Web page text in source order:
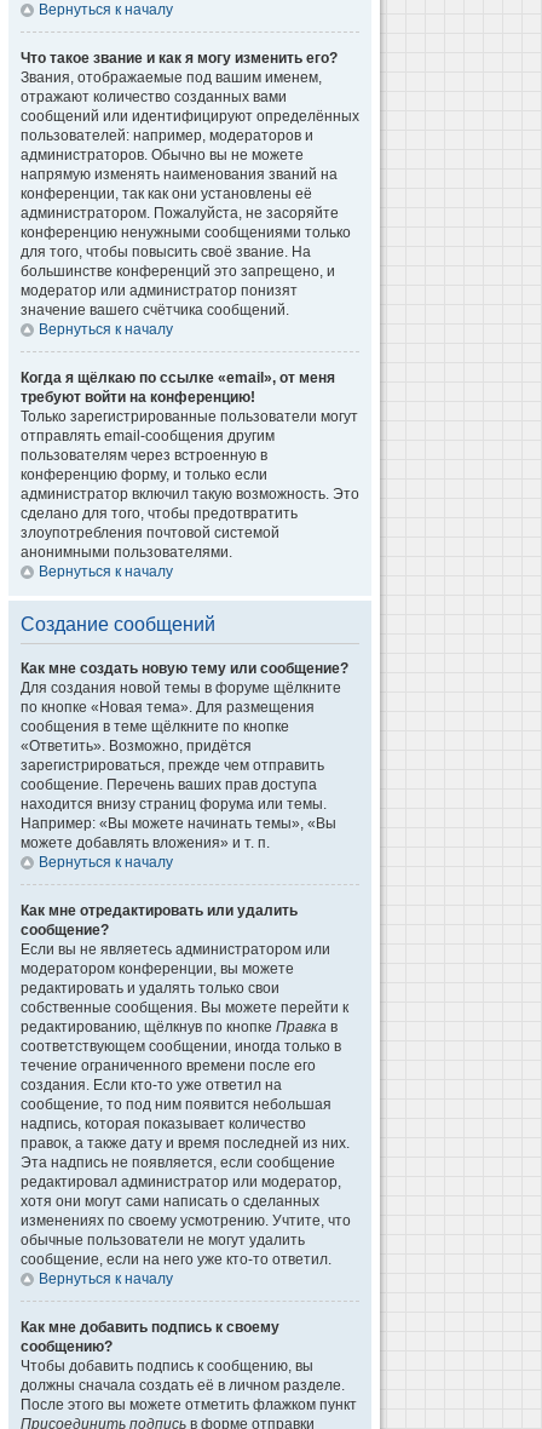
Вернуться к началу
Что такое звание и как я могу изменить его?
Звания, отображаемые под вашим именем,
отражают количество созданных вами
сообщений или идентифицируют определённых
пользователей: например, модераторов и
администраторов. Обычно вы не можете
напрямую изменять наименования званий на
конференции, так как они установлены её
администратором. Пожалуйста, не засоряйте
конференцию ненужными сообщениями только
для того, чтобы повысить своё звание. На
большинстве конференций это запрещено, и
модератор или администратор понизят
значение вашего счётчика сообщений.
Вернуться к началу
Когда я щёлкаю по ссылке «email», от меня
требуют войти на конференцию!
Только зарегистрированные пользователи могут
отправлять email-сообщения другим
пользователям через встроенную в
конференцию форму, и только если
администратор включил такую возможность. Это
сделано для того, чтобы предотвратить
злоупотребления почтовой системой
анонимными пользователями.
Вернуться к началу
Создание сообщений
Как мне создать новую тему или сообщение?
Для создания новой темы в форуме щёлкните
по кнопке «Новая тема». Для размещения
сообщения в теме щёлкните по кнопке
«Ответить». Возможно, придётся
зарегистрироваться, прежде чем отправить
сообщение. Перечень ваших прав доступа
находится внизу страниц форума или темы.
Например: «Вы можете начинать темы», «Вы
можете добавлять вложения» и т. п.
Вернуться к началу
Как мне отредактировать или удалить
сообщение?
Если вы не являетесь администратором или
модератором конференции, вы можете
редактировать и удалять только свои
собственные сообщения. Вы можете перейти к
редактированию, щёлкнув по кнопке Правка в
соответствующем сообщении, иногда только в
течение ограниченного времени после его
создания. Если кто-то уже ответил на
сообщение, то под ним появится небольшая
надпись, которая показывает количество
правок, а также дату и время последней из них.
Эта надпись не появляется, если сообщение
редактировал администратор или модератор,
хотя они могут сами написать о сделанных
изменениях по своему усмотрению. Учтите, что
обычные пользователи не могут удалить
сообщение, если на него уже кто-то ответил.
Вернуться к началу
Как мне добавить подпись к своему
сообщению?
Чтобы добавить подпись к сообщению, вы
должны сначала создать её в личном разделе.
После этого вы можете отметить флажком пункт
Присоединить подпись в форме отправки